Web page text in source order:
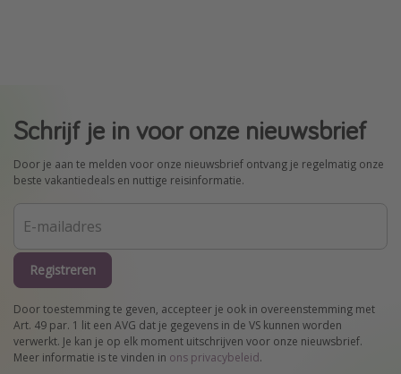
Schrijf je in voor onze nieuwsbrief
Door je aan te melden voor onze nieuwsbrief ontvang je regelmatig onze
beste vakantiedeals en nuttige reisinformatie.
Registreren
Door toestemming te geven, accepteer je ook in overeenstemming met
Art. 49 par. 1 lit een AVG dat je gegevens in de VS kunnen worden
verwerkt. Je kan je op elk moment uitschrijven voor onze nieuwsbrief.
Meer informatie is te vinden in ons privacybeleid.